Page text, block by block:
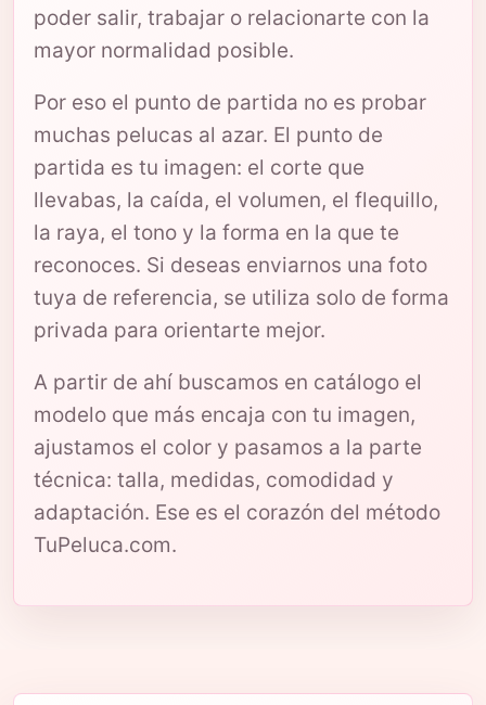
poder salir, trabajar o relacionarte con la
mayor normalidad posible.
Por eso el punto de partida no es probar
muchas pelucas al azar. El punto de
partida es tu imagen: el corte que
llevabas, la caída, el volumen, el flequillo,
la raya, el tono y la forma en la que te
reconoces. Si deseas enviarnos una foto
tuya de referencia, se utiliza solo de forma
privada para orientarte mejor.
A partir de ahí buscamos en catálogo el
modelo que más encaja con tu imagen,
ajustamos el color y pasamos a la parte
técnica: talla, medidas, comodidad y
adaptación. Ese es el corazón del método
TuPeluca.com.